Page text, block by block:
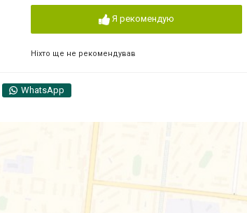
Я рекомендую
Ніхто ще не рекомендував
WhatsApp